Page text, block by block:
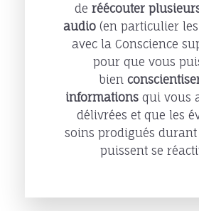
de réécouter
audio(en particulier les
avec la Conscience
pour que vous
bien
informations qui vous
délivrées et que les
soins prodigués durant
puissent se